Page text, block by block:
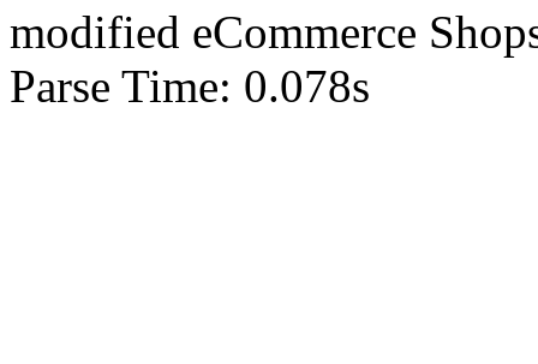
modified eCommerce
Parse Time: 0.078s